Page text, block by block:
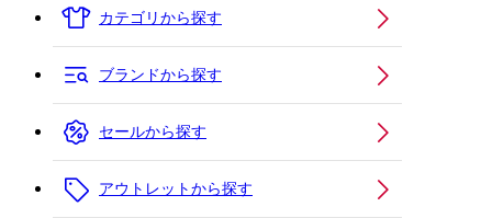
カテゴリから探す
ブランドから探す
セールから探す
アウトレットから探す